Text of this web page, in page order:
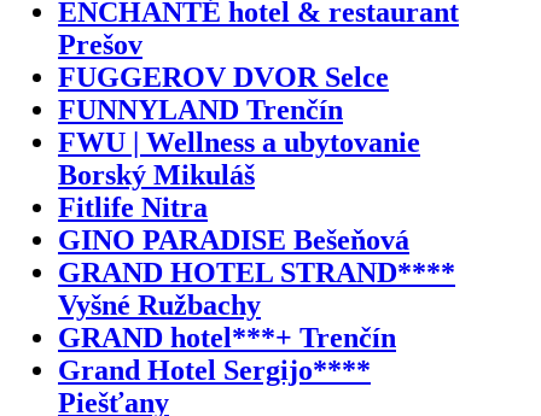
ENCHANTÉ hotel & restaurant
Prešov
FUGGEROV DVOR Selce
FUNNYLAND Trenčín
FWU | Wellness a ubytovanie
Borský Mikuláš
Fitlife Nitra
GINO PARADISE Bešeňová
GRAND HOTEL STRAND****
Vyšné Ružbachy
GRAND hotel***+ Trenčín
Grand Hotel Sergijo****
Piešťany